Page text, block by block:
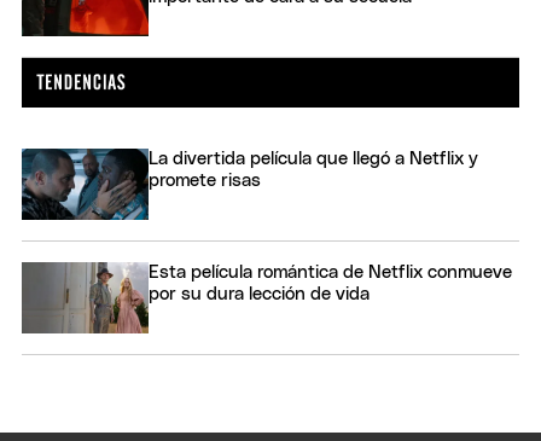
La divertida película que llegó a Netflix y
promete risas
Esta película romántica de Netflix conmueve
por su dura lección de vida